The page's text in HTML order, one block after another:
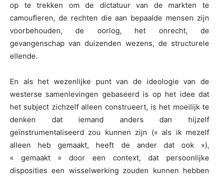
op te trekken om de dictatuur van de markten te
camoufleren, de rechten die aan bepaalde mensen zijn
voorbehouden, de oorlog, het onrecht, de
gevangenschap van duizenden wezens, de structurele
ellende.
En als het wezenlijke punt van de ideologie van de
westerse samenlevingen gebaseerd is op het idee dat
het subject zichzelf alleen construeert, is het moeilijk te
denken dat iemand anders dan hijzelf
geïnstrumentaliseerd zou kunnen zijn (« als ik mezelf
alleen heb gemaakt, heeft de ander dat ook »),
« gemaakt » door een context, dat persoonlijke
disposities een wisselwerking zouden kunnen hebben